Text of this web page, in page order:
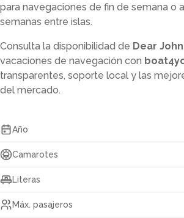
para navegaciones de fin de semana o
semanas entre islas.
Consulta la disponibilidad de Dear John
vacaciones de navegación con
transparentes, soporte local y las
del mercado.
Año
Camarotes
Literas
Máx. pasajeros